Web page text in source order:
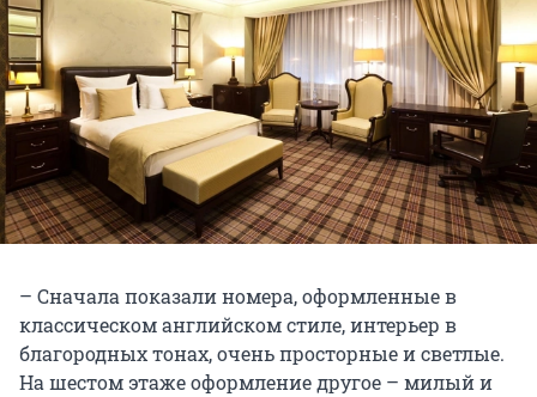
– Сначала показали номера, оформленные в
классическом английском стиле, интерьер в
благородных тонах, очень просторные и светлые.
На шестом этаже оформление другое – милый и